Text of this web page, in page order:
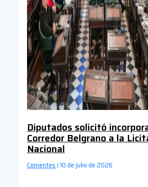
Diputados solicitó
Corredor Belgrano a la
Nacional
Corrientes | 10 de julio de 2026